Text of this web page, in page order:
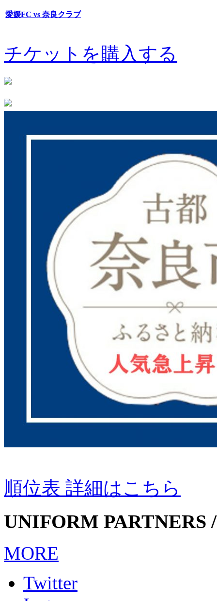
愛媛FC vs 奈良クラブ
チケットを購入する
順位表 詳細はこちら
UNIFORM PARTNERS
MORE
Twitter